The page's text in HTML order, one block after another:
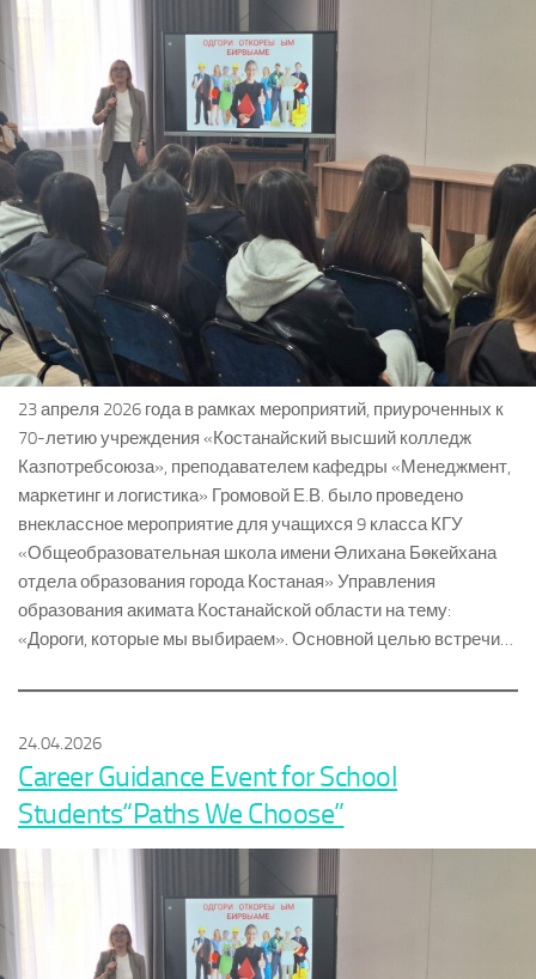
23 апреля 2026 года в рамках мероприятий, приуроченных к
70-летию учреждения «Костанайский высший колледж
Казпотребсоюза», преподавателем кафедры «Менеджмент,
маркетинг и логистика» Громовой Е.В. было проведено
внеклассное мероприятие для учащихся 9 класса КГУ
«Общеобразовательная школа имени Әлихана Бөкейхана
отдела образования города Костаная» Управления
образования акимата Костанайской области на тему:
«Дороги, которые мы выбираем». Основной целью встречи…
24.04.2026
Career Guidance Event for School
Students“Paths We Choose”